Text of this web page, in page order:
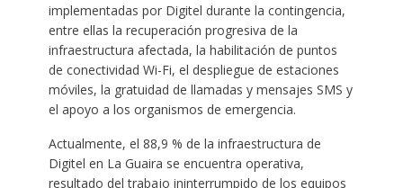
implementadas por Digitel durante la contingencia,
entre ellas la recuperación progresiva de la
infraestructura afectada, la habilitación de puntos
de conectividad Wi-Fi, el despliegue de estaciones
móviles, la gratuidad de llamadas y mensajes SMS y
el apoyo a los organismos de emergencia.
Actualmente, el 88,9 % de la infraestructura de
Digitel en La Guaira se encuentra operativa,
resultado del trabajo ininterrumpido de los equipos